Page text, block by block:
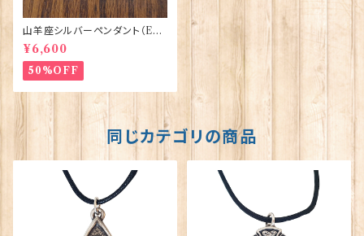
山羊座シルバーペンダント（EP3
22）エナメル ORTAK 70147-1
201
¥6,600
50%OFF
同じカテゴリの商品